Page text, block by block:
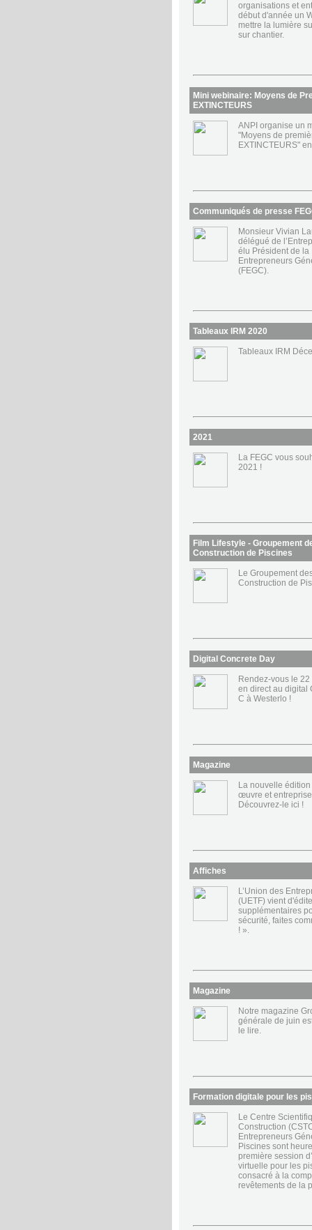
organisations et
début d'année un
mettre la lumière
sur chantier.
Mini webinaire: Moyens de
EXTINCTEURS
ANPI organise un
"Moyens de
EXTINCTEURS"
Communiqués de presse
Monsieur Vivian
délégué de
élu Président de la
Entrepreneurs
(FEGC).
Tableaux IRM 2020
Tableaux IRM
2021
La FEGC vous
2021 !
Film Lifestyle - Groupement
Construction de Piscines
Le Groupement
Construction de
Digital Concrete Day
Rendez-vous le
en direct au digital
C à Westerlo !
Magazine
La nouvelle
œuvre et
Découvrez-le ici !
Affiches
L’Union des
(UETF) vient
supplémentaires
sécurité, faites
! ».
Magazine
Notre magazine
générale de juin
le lire.
Formation digitale pour les
Le Centre
Construction
Entrepreneurs
Piscines sont
première session
virtuelle pour les
consacré à la
revêtements de la